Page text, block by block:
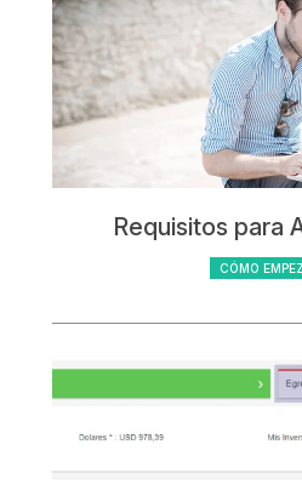
Requisitos para
CÓMO